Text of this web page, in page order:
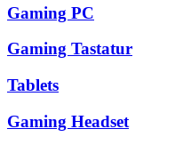
Gaming PC
Gaming Tastatur
Tablets
Gaming Headset